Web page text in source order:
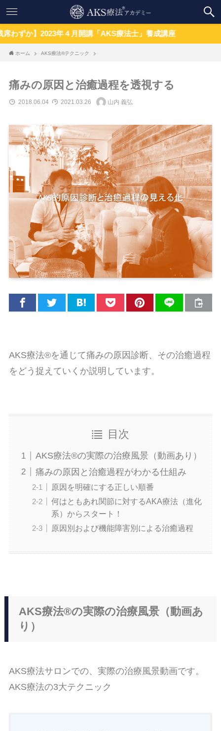
年４月開講「AKS療法士」養成講座
ホーム AKS療法®テクニック
痛みの原因と治癒過程を透視する
2018.06.04 2021.03.26 山内 義弘
AKS療法®を通じて痛みの原因診断、その治癒過程
をどう捉えていくか説明しています。
目次
AKS療法®の実際の治療風景（動画あり）
痛みの原因と治癒過程がわかる仕組み
原因を明確にする正しい順番
何はともあれ関節に対するAKA療法（進化
系）からスタート！
原因別および機能障害別による治癒過程
AKS療法®の実際の治療風景（動画あ
り）
AKS療法サロンでの、実際の治療風景動画です。
AKS療法の3大テクニック